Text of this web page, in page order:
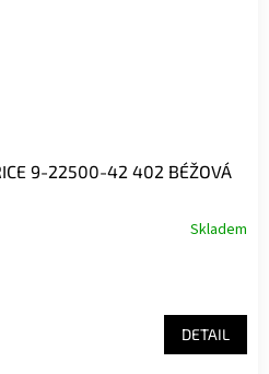
9-22500-42 402 BÉŽOVÁ
Skladem
DETAIL